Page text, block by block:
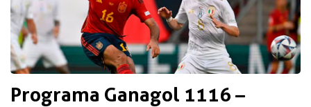
Programa Ganagol 1116 –